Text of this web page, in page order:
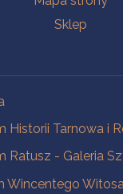
Sklep
Historii Tarnowa i
Ratusz - Galeria
Wincentego